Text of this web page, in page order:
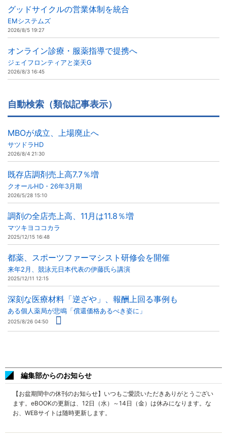
グッドサイクルの営業体制を統合
EMシステムズ
2026/8/5 19:27
オンライン診療・服薬指導で提携へ
ジェイフロンティアと楽天G
2026/8/3 16:45
自動検索（類似記事表示）
MBOが成立、上場廃止へ
サツドラHD
2026/8/4 21:30
既存店調剤売上高7.7％増
クオールHD・26年3月期
2026/5/28 15:10
調剤の全店売上高、11月は11.8％増
マツキヨココカラ
2025/12/15 16:48
都薬、スポーツファーマシスト研修会を開催
来年2月、競泳元日本代表の伊藤氏ら講演
2025/12/11 12:15
深刻な医療材料「逆ざや」、報酬上回る事例も
ある個人薬局が悲鳴「償還価格あるべき姿に」
2025/8/26 04:50
編集部からのお知らせ
【お盆期間中の休刊のお知らせ】いつもご愛読いただきありがとうござい
ます。eBOOKの更新は、12日（水）～14日（金）は休みになります。な
お、WEBサイトは随時更新します。